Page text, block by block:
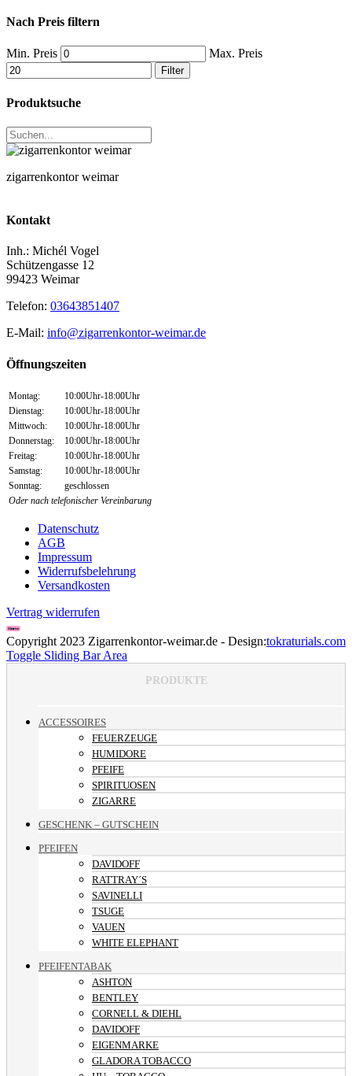
Nach Preis filtern
Min. Preis Max. Preis
Filter
Produktsuche
zigarrenkontor weimar
Kontakt
Inh.: Michél Vogel
Schützengasse 12
99423 Weimar
Telefon: 03643851407
E-Mail: info@zigarrenkontor‑weimar.de
Öffnungszeiten
Montag:
10:00Uhr-18:00Uhr
Dienstag:
10:00Uhr-18:00Uhr
Mittwoch:
10:00Uhr-18:00Uhr
Donnerstag:
10:00Uhr-18:00Uhr
Freitag:
10:00Uhr-18:00Uhr
Samstag:
10:00Uhr-18:00Uhr
Sonntag:
geschlossen
Oder nach telefonischer Vereinbarung
Datenschutz
AGB
Impressum
Widerrufsbelehrung
Versandkosten
Vertrag widerrufen
Copyright 2023 Zigarrenkontor-weimar.de - Design:tokraturials.com
Toggle Sliding Bar Area
PRODUKTE
ACCESSOIRES
FEUERZEUGE
HUMIDORE
PFEIFE
SPIRITUOSEN
ZIGARRE
GESCHENK – GUTSCHEIN
PFEIFEN
DAVIDOFF
RATTRAY´S
SAVINELLI
TSUGE
VAUEN
WHITE ELEPHANT
PFEIFENTABAK
ASHTON
BENTLEY
CORNELL & DIEHL
DAVIDOFF
EIGENMARKE
GLADORA TOBACCO